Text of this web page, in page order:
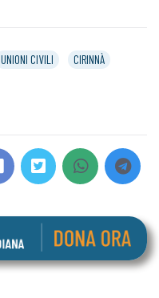
UNIONI CIVILI CIRINNÀ